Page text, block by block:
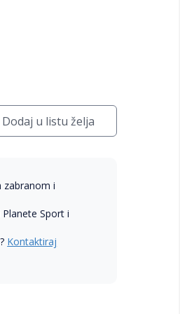
Dodaj u listu želja
zabranom i
Planete Sport i
Kontaktiraj